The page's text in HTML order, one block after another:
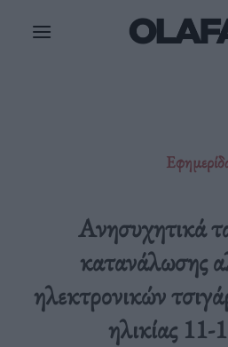
Ανησυχητικά
κατανάλωσης
ηλεκτρονικών
ηλικίας 11-